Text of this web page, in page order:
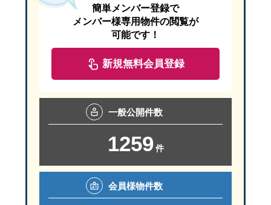
簡単メンバー登録で
メンバー様専用物件の閲覧が
可能です！
新規無料会員登録
一般公開件数
1259 件
会員様物件数